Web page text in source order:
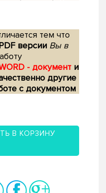
тем что
версии Вы в
- документ и
другие
с документом
В КОРЗИНУ